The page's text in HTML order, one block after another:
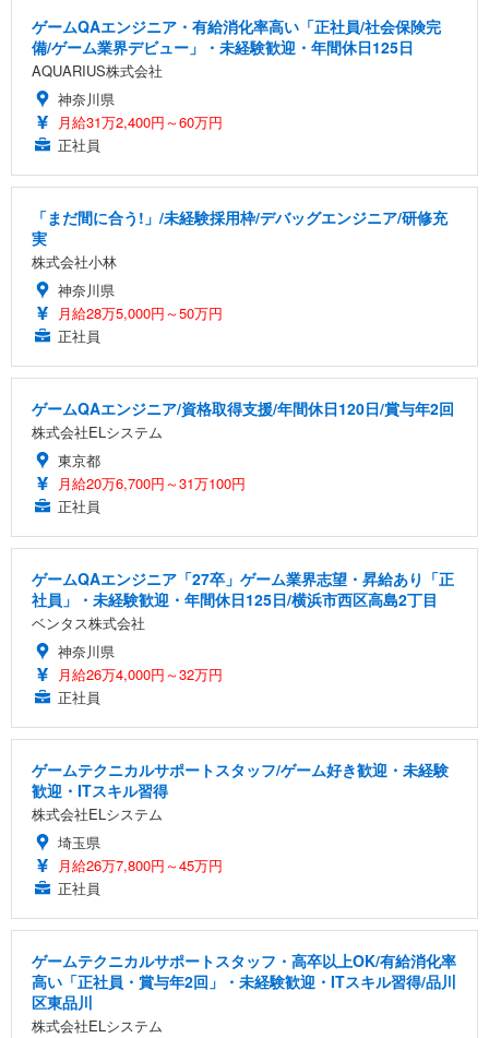
ゲームQAエンジニア・有給消化率高い「正社員/社会保険完
備/ゲーム業界デビュー」・未経験歓迎・年間休日125日
AQUARIUS株式会社
神奈川県
月給31万2,400円～60万円
正社員
「まだ間に合う!」/未経験採用枠/デバッグエンジニア/研修充
実
株式会社小林
神奈川県
月給28万5,000円～50万円
正社員
ゲームQAエンジニア/資格取得支援/年間休日120日/賞与年2回
株式会社ELシステム
東京都
月給20万6,700円～31万100円
正社員
ゲームQAエンジニア「27卒」ゲーム業界志望・昇給あり「正
社員」・未経験歓迎・年間休日125日/横浜市西区高島2丁目
ベンタス株式会社
神奈川県
月給26万4,000円～32万円
正社員
ゲームテクニカルサポートスタッフ/ゲーム好き歓迎・未経験
歓迎・ITスキル習得
株式会社ELシステム
埼玉県
月給26万7,800円～45万円
正社員
ゲームテクニカルサポートスタッフ・高卒以上OK/有給消化率
高い「正社員・賞与年2回」・未経験歓迎・ITスキル習得/品川
区東品川
株式会社ELシステム